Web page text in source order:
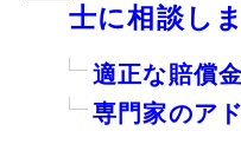
士に相談し
適正な賠償
専門家のア